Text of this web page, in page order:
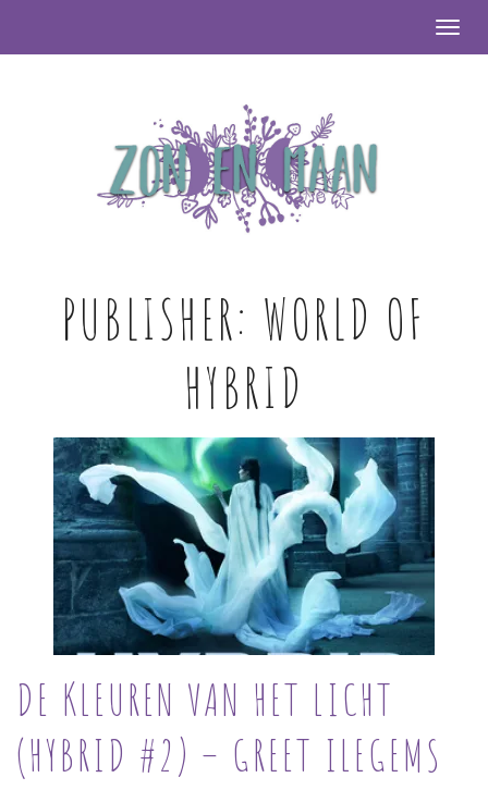
PUBLISHER: WORLD OF
HYBRID
DE KLEUREN VAN HET LICHT
(HYBRID #2) – GREET ILEGEMS